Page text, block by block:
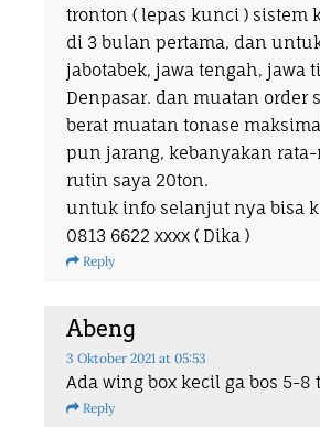
tronton ( lepas kunci ) sistem
di 3 bulan pertama, dan
jabotabek, jawa tengah, jawa
Denpasar. dan muatan order
berat muatan tonase
pun jarang, kebanyakan
rutin saya 20ton.
untuk info selanjut nya bisa
0813 6622 xxxx ( Dika )
Reply
Abeng
3 Oktober 2021 at 05:53
Ada wing box kecil ga bos 5-8
Reply